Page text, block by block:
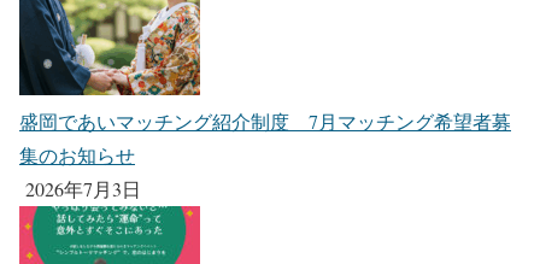
盛岡であいマッチング紹介制度 7月マッチング希望者募
集のお知らせ
2026年7月3日